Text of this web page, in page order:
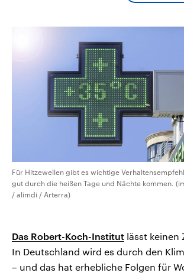
Für Hitzewellen gibt es wichtige
gut durch die heißen Tage und Nächte kommen.
/ alimdi / Arterra)
Das Robert-Koch-Institut lässt keinen
In Deutschland wird es durch den
– und das hat erhebliche Folgen für